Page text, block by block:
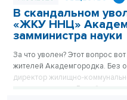
В скандальном
«ЖКУ ННЦ»
замминистра науки
За что уволен? Этот вопрос
жителей Академгородка. Без
директор жилищно-
научного центра. Разобраться